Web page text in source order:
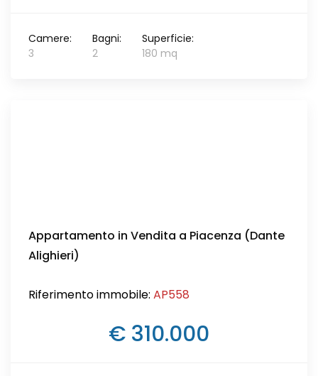
Camere:
3
Bagni:
2
Superficie:
180 mq
Appartamento in Vendita a Piacenza (Dante
Alighieri)
Riferimento immobile: AP558
€ 310.000